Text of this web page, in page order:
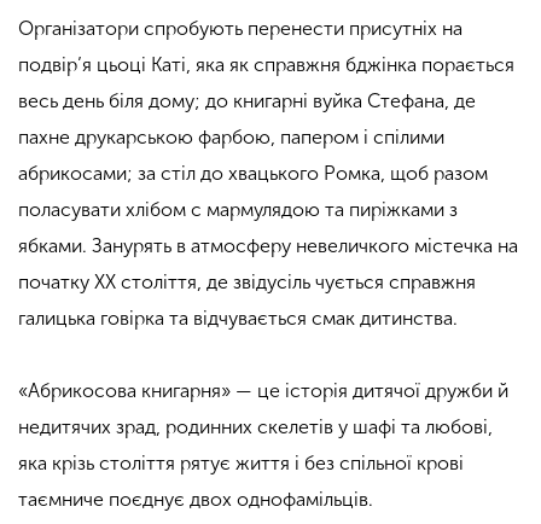
Організатори спробують перенести присутніх на
подвір’я цьоці Каті, яка як справжня бджінка порається
весь день біля дому; до книгарні вуйка Стефана, де
пахне друкарською фарбою, папером і спілими
абрикосами; за стіл до хвацького Ромка, щоб разом
поласувати хлібом с мармулядою та пиріжками з
ябками. Занурять в атмосферу невеличкого містечка на
початку XX століття, де звідусіль чується справжня
галицька говірка та відчувається смак дитинства.
«Абрикосова книгарня» — це історія дитячої дружби й
недитячих зрад, родинних скелетів у шафі та любові,
яка крізь століття рятує життя і без спільної крові
таємниче поєднує двох однофамільців.